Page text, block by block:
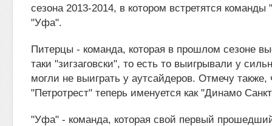
сезона 2013-2014, в котором встретятся
"Уфа".
Питерцы - команда, которая в прошлом сезоне
таки "зигзаговски", то есть то выигрывали у
могли не выиграть у аутсайдеров. Отмечу также,
"Петротрест" теперь именуется как "Динамо
"Уфа" - команда, которая свой первый